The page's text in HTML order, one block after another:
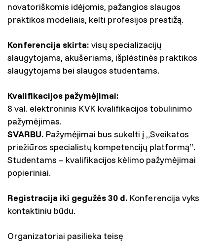
novatoriškomis idėjomis, pažangios slaugos
praktikos modeliais, kelti profesijos prestižą.
Konferencija skirta: visų specializacijų
slaugytojams, akušeriams, išplėstinės praktikos
slaugytojams bei slaugos studentams.
Kvalifikacijos pažymėjimai:
8 val. elektroninis KVK kvalifikacijos tobulinimo
pažymėjimas.
SVARBU. Pažymėjimai bus sukelti į „Sveikatos
priežiūros specialistų kompetencijų platformą“.
Studentams – kvalifikacijos kėlimo pažymėjimai
popieriniai.
Registracija iki gegužės 30 d. Konferencija vyks
kontaktiniu būdu.
Organizatoriai pasilieka teisę